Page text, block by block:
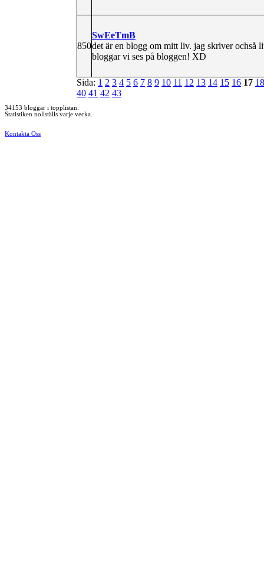
850
SwEeTmB
det är en blogg om mitt liv. jag skriver ochså
bloggar vi ses på bloggen! XD
Sida: 1 2 3 4 5 6 7 8 9 10 11 12 13 14 15 16 17 18
40 41 42 43
34153 bloggar i topplistan.
Statistiken nollställs varje vecka.
Kontakta Oss